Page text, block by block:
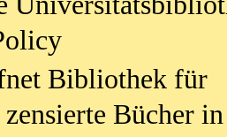
Bibliothek für
Bücher